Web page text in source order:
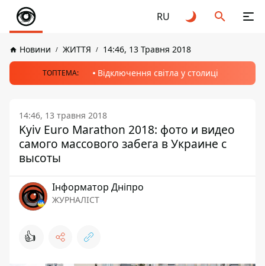
RU
Новини ЖИТТЯ 14:46, 13 Травня 2018
ТОПТЕМА: Відключення світла у столиці
14:46, 13 травня 2018
Kyiv Euro Marathon 2018: фото и видео
самого массового забега в Украине с
высоты
Інформатор Дніпро
ЖУРНАЛІСТ
👍